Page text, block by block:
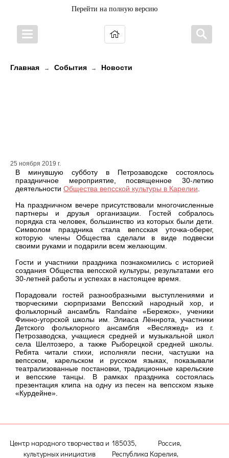
Перейти на полную версию
Главная → События → Новости
25 ноября 2019 г.
В минувшую субботу в Петрозаводске состоялось
праздничное мероприятие, посвященное 30-летию
деятельности Общества вепсской культуры в Карелии.
На праздничном вечере присутствовали многочисленные
партнеры и друзья организации. Гостей собралось
порядка ста человек, большинство из которых были дети.
Символом праздника стала вепсская уточка-оберег,
которую члены Общества сделали в виде подвески
своими руками и подарили всем желающим.
Гости и участники праздника познакомились с историей
создания Общества вепсской культуры, результатами его
30-летней работы и успехах в настоящее время.
Порадовали гостей разнообразными выступлениями и
творческими сюрпризами Вепсский народный хор, и
фольклорный ансамбль Randaine «Бережок», ученики
Финно-угорской школы им. Элиаса Лённрота, участники
Детского фольклорного ансамбля «Весляжед» из г.
Петрозаводска, учащиеся средней и музыкальной школ
села Шелтозеро, а также Рыборецкой средней школы.
Ребята читали стихи, исполняли песни, частушки на
вепсском, карельском и русском языках, показывали
театрализованные постановки, традиционные карельские
и вепсские танцы. В рамках праздника состоялась
презентация клипа на одну из песен на вепсском языке
«Курдейне».
Центр народного творчества и
культурных инициатив
185035, Россия,
Республика Карелия,